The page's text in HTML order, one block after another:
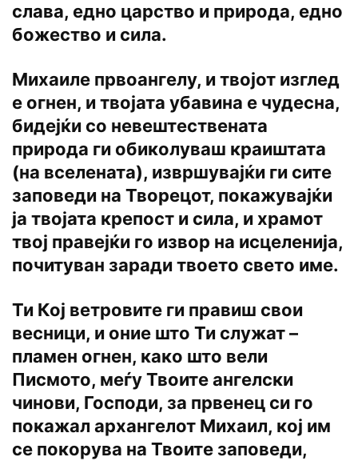
слава, едно царство и природа, едно
божество и сила.
Михаиле првоангелу, и твојот изглед
е огнен, и твојата убавина е чудесна,
бидејќи со невештествената
природа ги обиколуваш краиштата
(на вселената), извршувајќи ги сите
заповеди на Творецот, покажувајќи
ја твојата крепост и сила, и храмот
твој правејќи го извор на исцеленија,
почитуван заради твоето свето име.
Ти Кој ветровите ги правиш свои
весници, и оние што Ти служат –
пламен огнен, како што вели
Писмото, меѓу Твоите ангелски
чинови, Господи, за првенец си го
покажал архангелот Михаил, кој им
се покорува на Твоите заповеди,